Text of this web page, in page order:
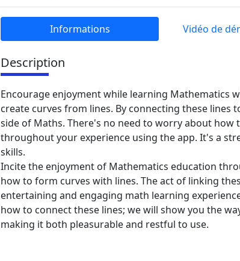
Informations Vidéo de
Description
Encourage enjoyment while learning Mathematics
create curves from lines. By connecting these
side of Maths. There's no need to worry about
throughout your experience using the app. It's a
skills.
Incite the enjoyment of Mathematics education
how to form curves with lines. The act of linking
entertaining and engaging math learning
how to connect these lines; we will show you the
making it both pleasurable and restful to use.